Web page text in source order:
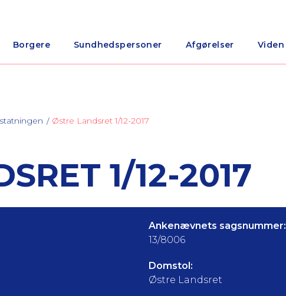
Borgere Sundhedspersoner Afgørelser Viden
Østre Landsret 1/12-2017
1/12-2017
Ankenævnets sagsnummer:
13/8006
Domstol:
Østre Landsret